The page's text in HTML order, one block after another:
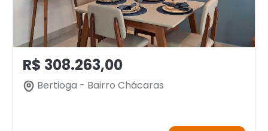
R$ 308.263,00
Bertioga - Bairro Chácaras